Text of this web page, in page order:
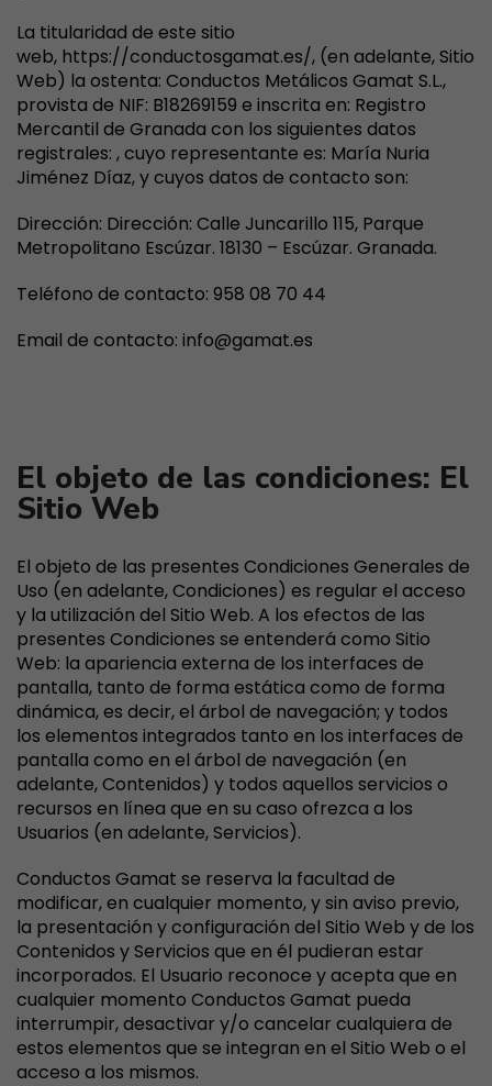
La titularidad de este sitio
web, https://conductosgamat.es/, (en adelante, Sitio
Web) la ostenta: Conductos Metálicos Gamat S.L.,
provista de NIF: B18269159 e inscrita en: Registro
Mercantil de Granada con los siguientes datos
registrales: , cuyo representante es: María Nuria
Jiménez Díaz, y cuyos datos de contacto son:
Dirección: Dirección: Calle Juncarillo 115, Parque
Metropolitano Escúzar. 18130 – Escúzar. Granada.
Teléfono de contacto: 958 08 70 44
Email de contacto: info@gamat.es
El objeto de las condiciones: El
Sitio Web
El objeto de las presentes Condiciones Generales de
Uso (en adelante, Condiciones) es regular el acceso
y la utilización del Sitio Web. A los efectos de las
presentes Condiciones se entenderá como Sitio
Web: la apariencia externa de los interfaces de
pantalla, tanto de forma estática como de forma
dinámica, es decir, el árbol de navegación; y todos
los elementos integrados tanto en los interfaces de
pantalla como en el árbol de navegación (en
adelante, Contenidos) y todos aquellos servicios o
recursos en línea que en su caso ofrezca a los
Usuarios (en adelante, Servicios).
Conductos Gamat se reserva la facultad de
modificar, en cualquier momento, y sin aviso previo,
la presentación y configuración del Sitio Web y de los
Contenidos y Servicios que en él pudieran estar
incorporados. El Usuario reconoce y acepta que en
cualquier momento Conductos Gamat pueda
interrumpir, desactivar y/o cancelar cualquiera de
estos elementos que se integran en el Sitio Web o el
acceso a los mismos.